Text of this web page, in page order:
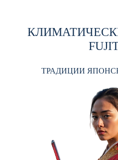
ТРАДИЦИИ